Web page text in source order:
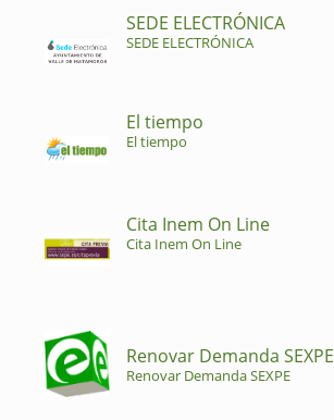
SEDE ELECTRÓNICA
SEDE ELECTRÓNICA
El tiempo
El tiempo
Cita Inem On Line
Cita Inem On Line
Renovar Demanda SEXPE
Renovar Demanda SEXPE